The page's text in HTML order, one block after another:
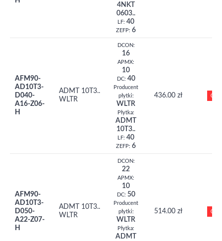
4NKT
0603..
LF: 40
ZEFP: 6
AFM90-
AD10T3-
D040-
A16-Z06-
H
ADMT 10T3..
WLTR
DCON:
16
APMX:
10
DC: 40
Producent
płytki:
WLTR
Płytka:
ADMT
10T3..
LF: 40
ZEFP: 6
436.00 zł 0
AFM90-
AD10T3-
D050-
A22-Z07-
H
ADMT 10T3..
WLTR
DCON:
22
APMX:
10
DC: 50
Producent
płytki:
WLTR
Płytka:
ADMT
514.00 zł 0